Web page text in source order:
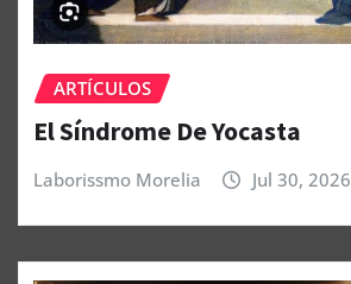
ARTÍCULOS
El Síndrome De Yocasta
Laborissmo Morelia Jul 30, 2026